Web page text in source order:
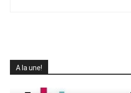
A la une!